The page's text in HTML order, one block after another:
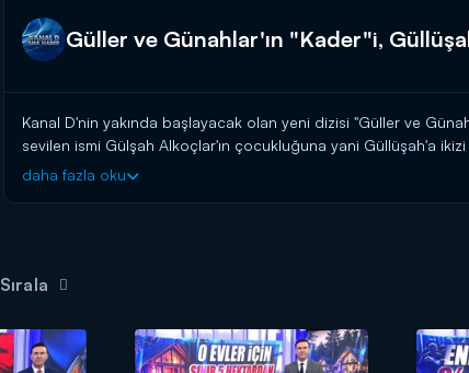
Güller ve Günahlar'ın "Kader"i,
Kanal D'nin yakında başlayacak olan yeni dizisi "Güller ve
sevilen ismi Gülşah Alkoçlar'ın çocukluğuna yani Güllüşah'a
Kanal D Haber, hafta içi her akşam Kanal D'de!
daha fazla oku
Sırala